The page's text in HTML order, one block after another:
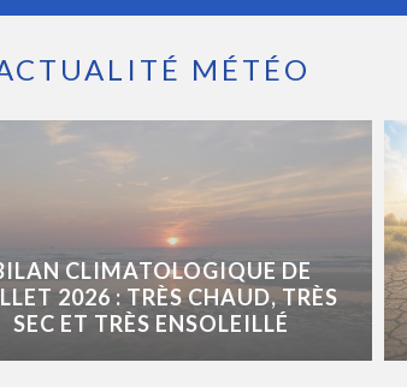
MÉTÉO
CLIMATOLOGIQUE DE
2026 : TRÈS CHAUD, TRÈS
SEC ET TRÈS ENSOLEILLÉ